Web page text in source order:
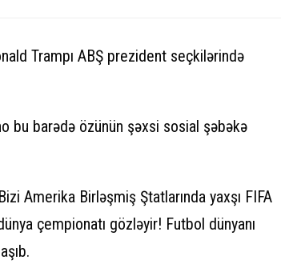
Trampı ABŞ prezident seçkilərində
bu barədə özünün şəxsi sosial şəbəkə
Amerika Birləşmiş Ştatlarında yaxşı FIFA
çempionatı gözləyir! Futbol dünyanı